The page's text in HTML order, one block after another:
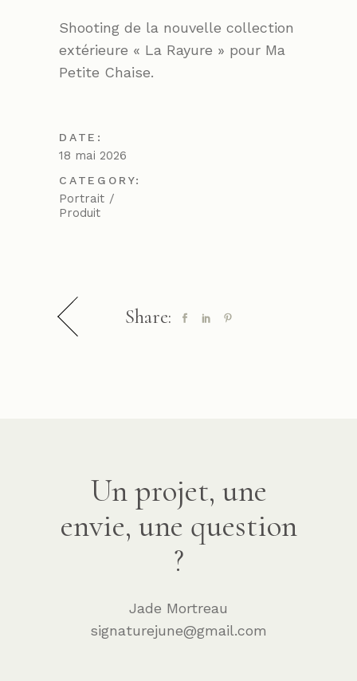
Shooting de la nouvelle collection
extérieure « La Rayure » pour Ma
Petite Chaise.
DATE:
18 mai 2026
CATEGORY:
Portrait
Produit
Share:
Un projet, une
envie, une question
?
Jade Mortreau
signaturejune@gmail.com